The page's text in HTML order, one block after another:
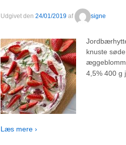
Udgivet den 24/01/2019 af signe
knuste
4,5% 400 g
Læs mere ›